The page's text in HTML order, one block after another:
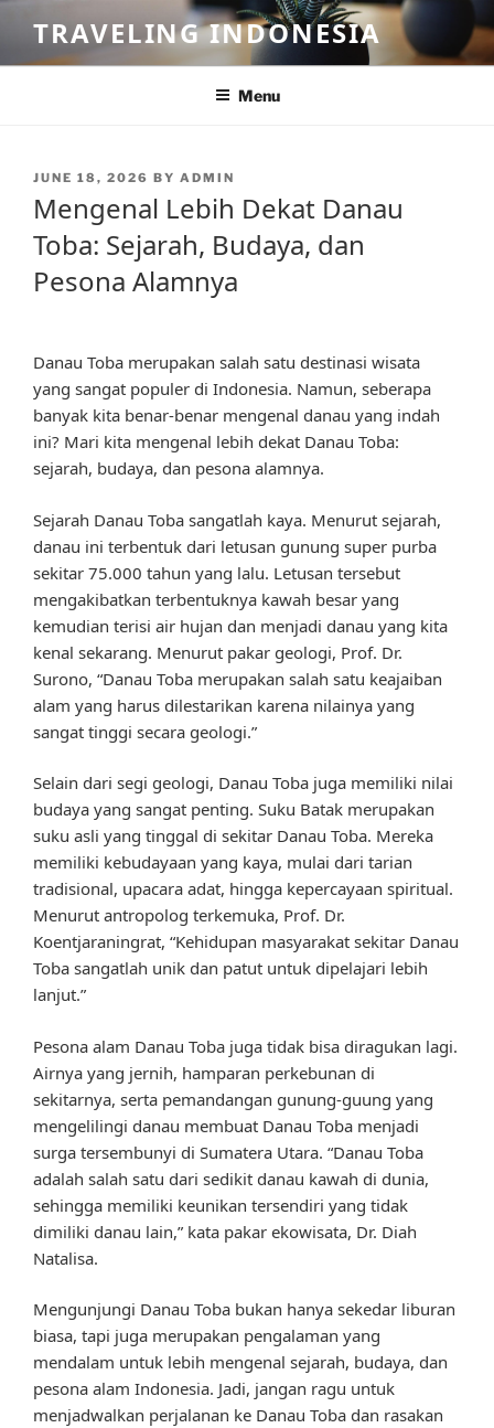
content
TRAVELING INDONESIA
Menu
POSTED
JUNE 18, 2026 BY ADMIN
Mengenal Lebih Dekat Danau
Toba: Sejarah, Budaya, dan
Pesona Alamnya
Danau Toba merupakan salah satu destinasi wisata
yang sangat populer di Indonesia. Namun, seberapa
banyak kita benar-benar mengenal danau yang indah
ini? Mari kita mengenal lebih dekat Danau Toba:
sejarah, budaya, dan pesona alamnya.
Sejarah Danau Toba sangatlah kaya. Menurut sejarah,
danau ini terbentuk dari letusan gunung super purba
sekitar 75.000 tahun yang lalu. Letusan tersebut
mengakibatkan terbentuknya kawah besar yang
kemudian terisi air hujan dan menjadi danau yang kita
kenal sekarang. Menurut pakar geologi, Prof. Dr.
Surono, “Danau Toba merupakan salah satu keajaiban
alam yang harus dilestarikan karena nilainya yang
sangat tinggi secara geologi.”
Selain dari segi geologi, Danau Toba juga memiliki nilai
budaya yang sangat penting. Suku Batak merupakan
suku asli yang tinggal di sekitar Danau Toba. Mereka
memiliki kebudayaan yang kaya, mulai dari tarian
tradisional, upacara adat, hingga kepercayaan spiritual.
Menurut antropolog terkemuka, Prof. Dr.
Koentjaraningrat, “Kehidupan masyarakat sekitar Danau
Toba sangatlah unik dan patut untuk dipelajari lebih
lanjut.”
Pesona alam Danau Toba juga tidak bisa diragukan lagi.
Airnya yang jernih, hamparan perkebunan di
sekitarnya, serta pemandangan gunung-guung yang
mengelilingi danau membuat Danau Toba menjadi
surga tersembunyi di Sumatera Utara. “Danau Toba
adalah salah satu dari sedikit danau kawah di dunia,
sehingga memiliki keunikan tersendiri yang tidak
dimiliki danau lain,” kata pakar ekowisata, Dr. Diah
Natalisa.
Mengunjungi Danau Toba bukan hanya sekedar liburan
biasa, tapi juga merupakan pengalaman yang
mendalam untuk lebih mengenal sejarah, budaya, dan
pesona alam Indonesia. Jadi, jangan ragu untuk
menjadwalkan perjalanan ke Danau Toba dan rasakan